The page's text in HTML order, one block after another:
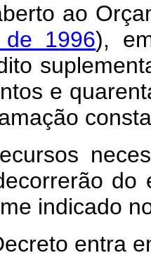
ao
1996),
e
do
indicado
entra